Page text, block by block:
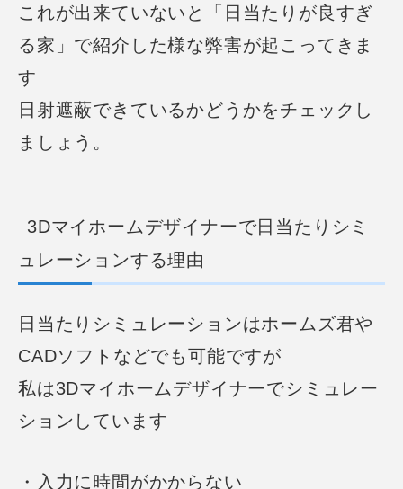
これが出来ていないと「日当たりが良すぎ
る家」で紹介した様な弊害が起こってきま
す
日射遮蔽できているかどうかをチェックし
ましょう。
3Dマイホームデザイナーで日当たりシミ
ュレーションする理由
日当たりシミュレーションはホームズ君や
CADソフトなどでも可能ですが
私は3Dマイホームデザイナーでシミュレー
ションしています
・入力に時間がかからない